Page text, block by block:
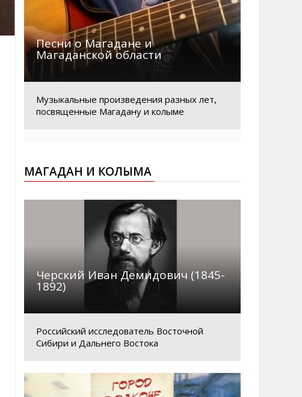
Песни о Магадане и
Магаданской области
Музыкальные произведения разных лет,
посвященные Магадану и колыме
МАГАДАН И КОЛЫМА
Черский Иван Демидович (1845-
1892)
Российский исследователь Восточной
Сибири и Дальнего Востока